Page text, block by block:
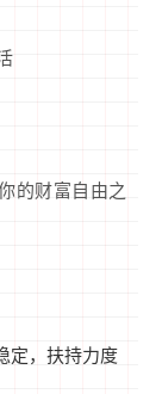
的财富自由之